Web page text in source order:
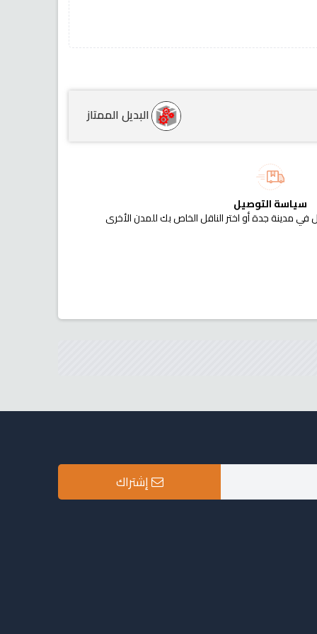
البديل الممتاز
سياسة التوصيل
في مدينة جدة أو اختر الناقل الخاص بك للمدن الأخرى
إشتراك